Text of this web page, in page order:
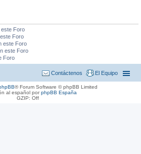
Foro
Foro
este Foro
este Foro
Foro
El Equipo
Contáctenos
® Forum Software © phpBB Limited
al español porphpBB España
GZIP: Off